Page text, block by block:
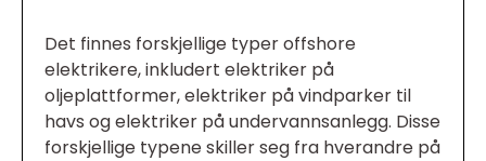
Det finnes forskjellige typer offshore
elektrikere, inkludert elektriker på
oljeplattformer, elektriker på vindparker til
havs og elektriker på undervannsanlegg. Disse
forskjellige typene skiller seg fra hverandre på